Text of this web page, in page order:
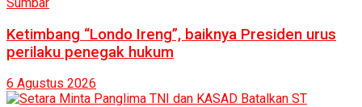
Ketimbang “Londo Ireng”, baiknya Presiden urus
perilaku penegak hukum
6 Agustus 2026